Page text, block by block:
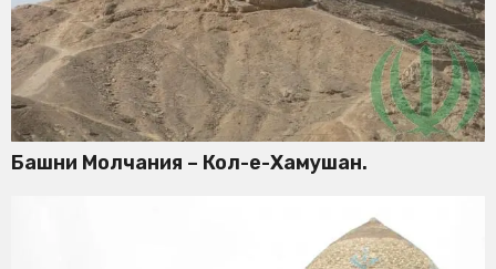
Башни Молчания – Кол-е-Хамушан.